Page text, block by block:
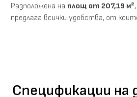
Разположена на площ от 207,19 м²
предлага всички удобства, от
Спецификации на